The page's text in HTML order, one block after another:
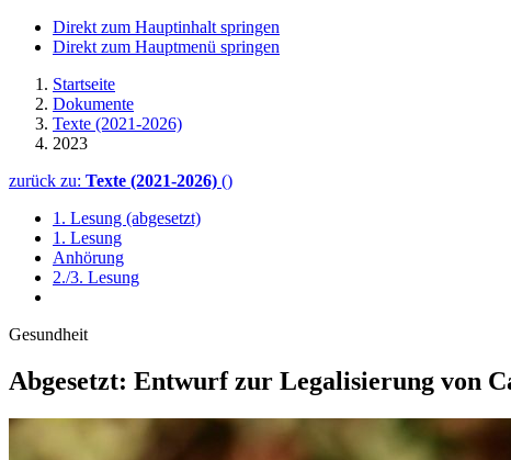
Direkt zum Hauptinhalt springen
Direkt zum Hauptmenü springen
Startseite
Dokumente
Texte (2021-2026)
2023
zurück zu: Texte (2021-2026) ()
1. Lesung (abgesetzt)
1. Lesung
Anhörung
2./3. Lesung
Gesundheit
Abgesetzt: Entwurf zur Legalisierung von